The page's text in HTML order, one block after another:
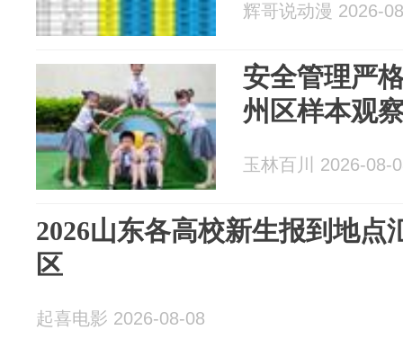
辉哥说动漫 2026-
安全管理严
州区样本观
玉林百川 2026-08-
2026山东各高校新生报到地点
区
起喜电影 2026-08-08